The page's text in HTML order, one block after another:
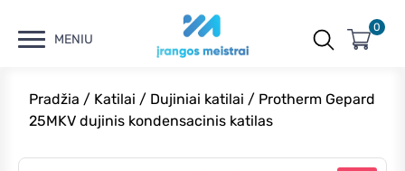
MENIU
0
Pradžia / Katilai / Dujiniai katilai / Protherm Gepard
25MKV dujinis kondensacinis katilas